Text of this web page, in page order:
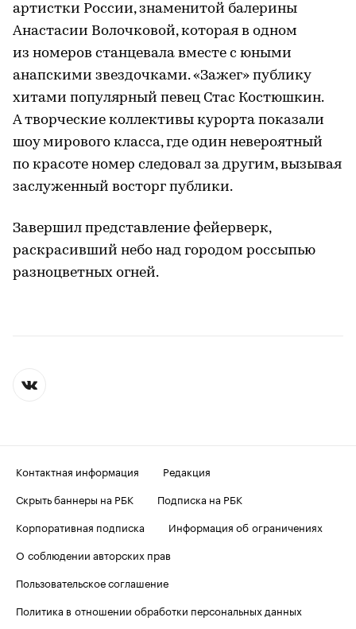
артистки России, знаменитой балерины
Анастасии Волочковой, которая в одном
из номеров станцевала вместе с юными
анапскими звездочками. «Зажег» публику
хитами популярный певец Стас Костюшкин.
А творческие коллективы курорта показали
шоу мирового класса, где один невероятный
по красоте номер следовал за другим, вызывая
заслуженный восторг публики.
Завершил представление фейерверк,
раскрасивший небо над городом россыпью
разноцветных огней.
Контактная информация
Редакция
Скрыть баннеры на РБК
Подписка на РБК
Корпоративная подписка
Информация об ограничениях
О соблюдении авторских прав
Пользовательское соглашение
Политика в отношении обработки персональных данных